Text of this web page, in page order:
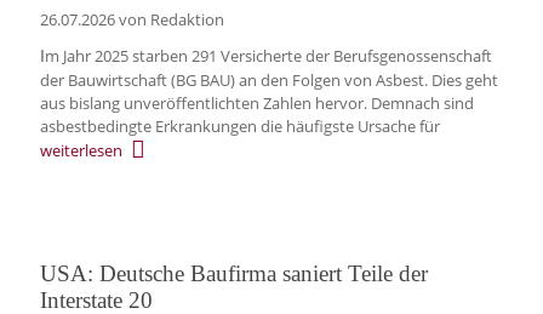
26.07.2026von Redaktion
Im Jahr 2025 starben 291 Versicherte der Berufsgenossenschaft
der Bauwirtschaft (BG BAU) an den Folgen von Asbest. Dies geht
aus bislang unveröffentlichten Zahlen hervor. Demnach sind
asbestbedingte Erkrankungen die häufigste Ursache für
weiterlesen
USA: Deutsche Baufirma saniert Teile der
Interstate 20